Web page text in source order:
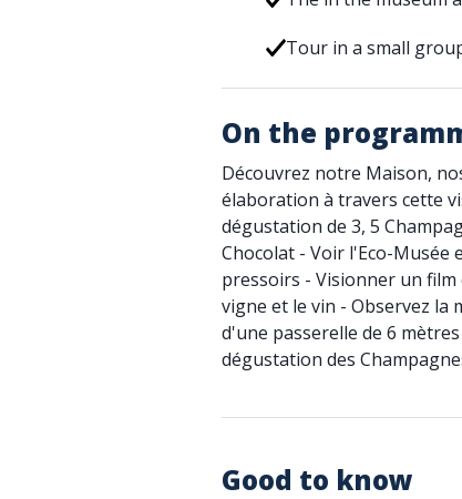
Tour in a small
On the
Découvrez notre Maison,
élaboration à travers cette
dégustation de 3, 5
Chocolat - Voir l'Eco-Musée
pressoirs - Visionner un
vigne et le vin - Observez la
d'une passerelle de 6
dégustation des
Good to know